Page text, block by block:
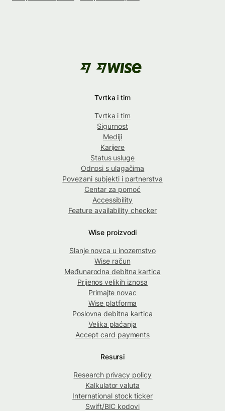
Tvrtka i tim
Tvrtka i tim
Sigurnost
Mediji
Karijere
Status usluge
Odnosi s ulagačima
Povezani subjekti i partnerstva
Centar za pomoć
Accessibility
Feature availability checker
Wise proizvodi
Slanje novca u inozemstvo
Wise račun
Međunarodna debitna kartica
Prijenos velikih iznosa
Primajte novac
Wise platforma
Poslovna debitna kartica
Velika plaćanja
Accept card payments
Resursi
Research privacy policy
Kalkulator valuta
International stock ticker
Swift/BIC kodovi